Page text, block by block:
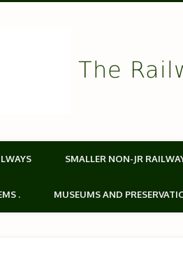
The
SMALLER NON-JR
. MUSEUMS AND